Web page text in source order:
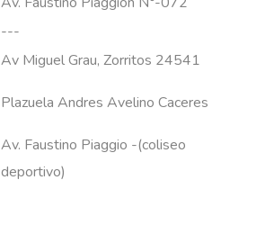
---
Av Miguel Grau, Zorritos 24541
Plazuela Andres Avelino Caceres
Av. Faustino Piaggio -(coliseo
deportivo)